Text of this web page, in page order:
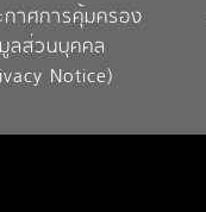
กาศการคุ้มครอง
ลส่วนบุคคล
Notice)